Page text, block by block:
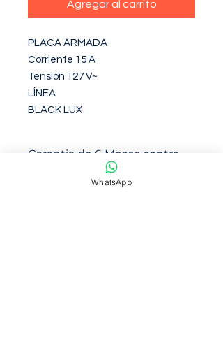
Agregar al carrito
PLACA ARMADA
Corriente 15 A
Tensión 127 V~
LÍNEA
BLACK LUX
Garantia de 6 Meses contra
defectos de fabirca
WhatsApp